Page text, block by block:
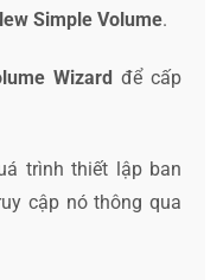
Simple Volume.
Wizard để cấp
trình thiết lập ban
cập nó thông qua